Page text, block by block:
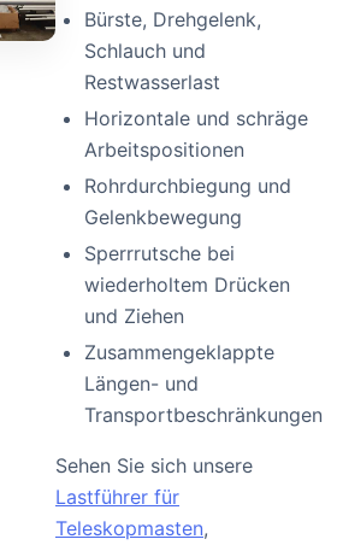
Bürste, Drehgelenk,
Schlauch und
Restwasserlast
Horizontale und schräge
Arbeitspositionen
Rohrdurchbiegung und
Gelenkbewegung
Sperrrutsche bei
wiederholtem Drücken
und Ziehen
Zusammengeklappte
Längen- und
Transportbeschränkungen
Sehen Sie sich unsere
Lastführer für
Teleskopmasten,